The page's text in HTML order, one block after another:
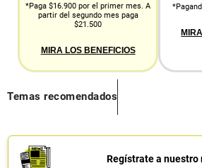
*Paga $16.900 por el primer mes. A
partir del segundo mes paga
$21.500
MIRA LOS BENEFICIOS
Temas recomendados
Regístrate a nuestro